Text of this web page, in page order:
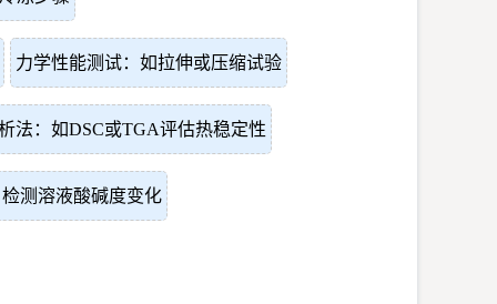
力学性能测试：如拉伸或压缩试验
法：如DSC或TGA评估热稳定性
测溶液酸碱度变化